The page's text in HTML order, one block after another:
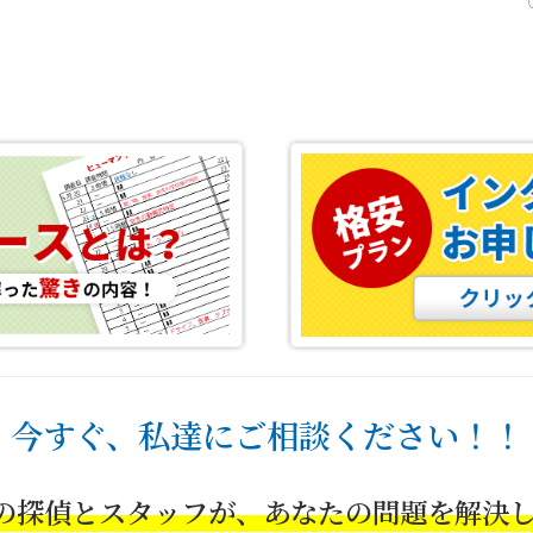
今すぐ、私達にご相談ください！！
探偵とスタッフが、あなたの問題を解決